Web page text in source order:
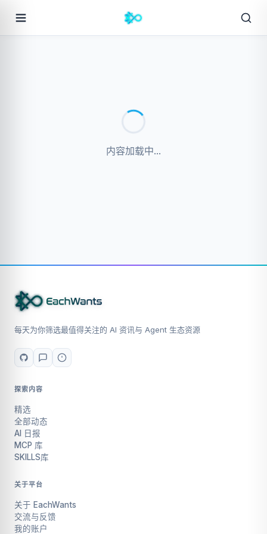
内容加载中...
每天为你筛选最值得关注的 AI 资讯与 Agent 生态资源
探索内容
精选
全部动态
AI 日报
MCP 库
SKILLS库
关于平台
关于 EachWants
交流与反馈
我的账户